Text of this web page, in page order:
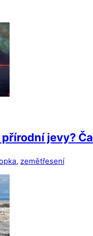
jevy?
, zemětřesení